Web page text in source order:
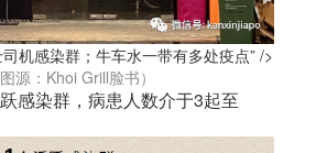
机感染群；牛车水一带有多处疫点” />
图源：Khoi Grill脸书）
感染群，病患人数介于3起至